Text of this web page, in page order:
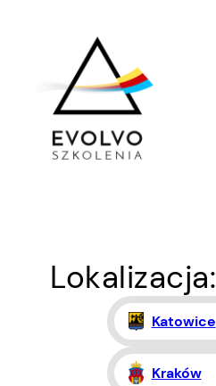
Lokalizacja:
Katowice
Kraków